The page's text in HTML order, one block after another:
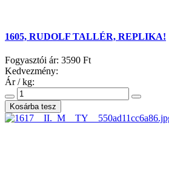
1605, RUDOLF TALLÉR, REPLIKA!
Fogyasztói ár: 3590 Ft
Kedvezmény:
Ár / kg: